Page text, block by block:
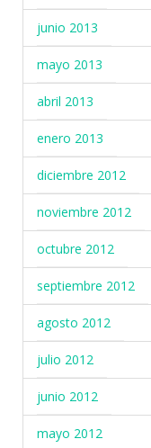
junio 2013
mayo 2013
abril 2013
enero 2013
diciembre 2012
noviembre 2012
octubre 2012
septiembre 2012
agosto 2012
julio 2012
junio 2012
mayo 2012